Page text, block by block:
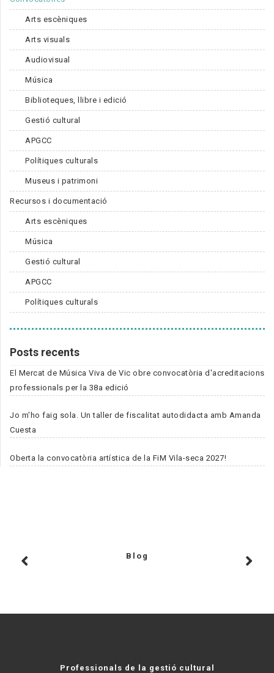
Arts escèniques
Arts visuals
Audiovisual
Música
Biblioteques, llibre i edició
Gestió cultural
APGCC
Polítiques culturals
Museus i patrimoni
Recursos i documentació
Arts escèniques
Música
Gestió cultural
APGCC
Polítiques culturals
Posts recents
El Mercat de Música Viva de Vic obre convocatòria d'acreditacions
professionals per la 38a edició
Jo m'ho faig sola. Un taller de fiscalitat autodidacta amb Amanda
Cuesta
Oberta la convocatòria artística de la FiM Vila-seca 2027!
Blog
Professionals de la gestió cultural